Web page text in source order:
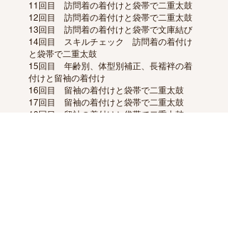
11回目 訪問着の着付けと袋帯で二重太鼓
12回目 訪問着の着付けと袋帯で二重太鼓
13回目 訪問着の着付けと袋帯で文庫結び
14回目 スキルチェック 訪問着の着付け
と袋帯で二重太鼓
15回目 年齢別、体型別補正、長襦袢の着
付けと留袖の着付け
16回目 留袖の着付けと袋帯で二重太鼓
17回目 留袖の着付けと袋帯で二重太鼓
18回目 留袖の着付けと袋帯で二重太鼓